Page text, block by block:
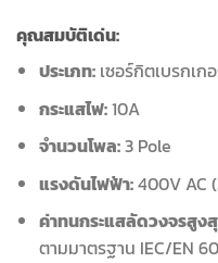
คุณสมบัติเด่น:
ประเภท:เซอร์กิตเบรกเก
กระแสไฟ:10A
จำนวนโพล:3 Pole
แรงดันไฟฟ้า:400V AC
ค่าทนกระแสลัดวงจรสูง
ตามมาตรฐาน IEC/EN